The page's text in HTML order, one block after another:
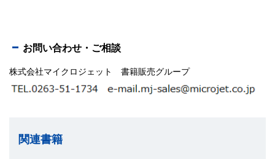
お問い合わせ・ご相談
株式会社マイクロジェット 書籍販売グループ
関連書籍